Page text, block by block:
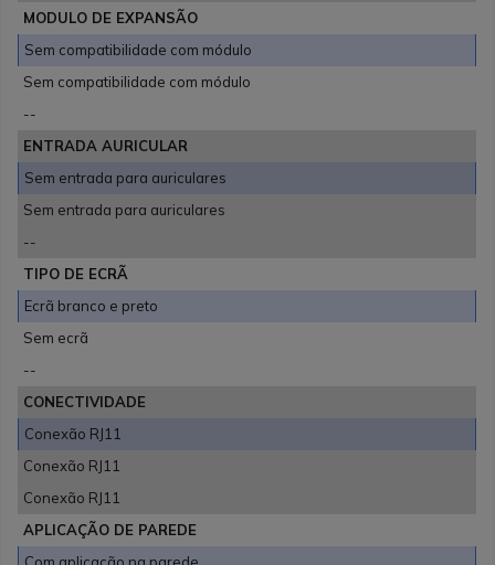
MODULO DE EXPANSÃO
Sem compatibilidade com módulo
Sem compatibilidade com módulo
--
ENTRADA AURICULAR
Sem entrada para auriculares
Sem entrada para auriculares
--
TIPO DE ECRÃ
Ecrã branco e preto
Sem ecrã
--
CONECTIVIDADE
Conexão RJ11
Conexão RJ11
Conexão RJ11
APLICAÇÃO DE PAREDE